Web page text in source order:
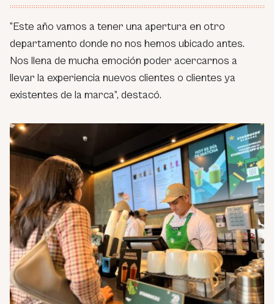
“Este año vamos a tener una apertura en otro
departamento donde no nos hemos ubicado antes.
Nos llena de mucha emoción poder acercarnos a
llevar la experiencia nuevos clientes o clientes ya
existentes de la marca”, destacó.